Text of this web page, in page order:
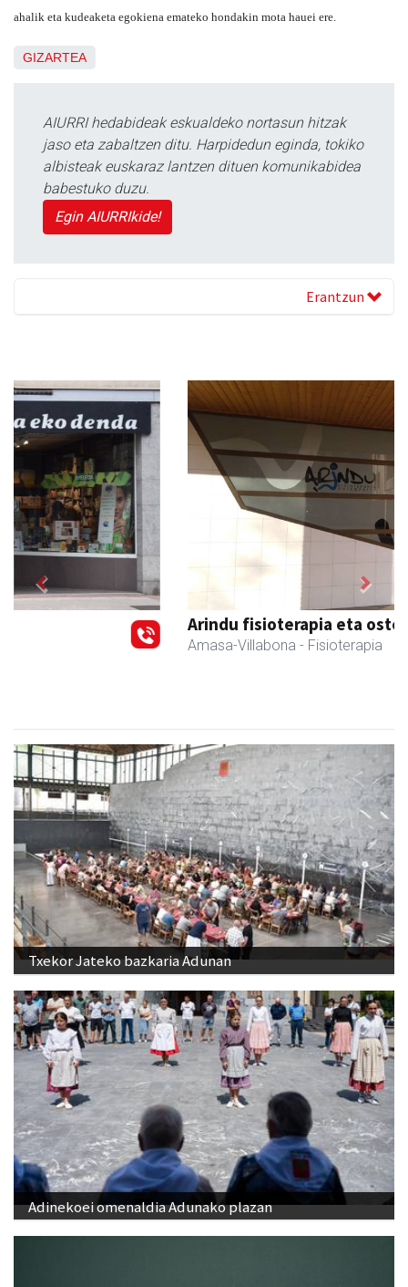
ahalik eta kudeaketa egokiena emateko hondakin mota hauei ere.
GIZARTEA
AIURRI hedabideak eskualdeko nortasun hitzak
jaso eta zabaltzen ditu. Harpidedun eginda, tokiko
albisteak euskaraz lantzen dituen komunikabidea
babestuko duzu.
Egin AIURRIkide!
Erantzun
Arindu fisioterapia eta osteopatia
- Fisioterapia
Previous Next
Txekor Jateko bazkaria Adunan
Adinekoei omenaldia Adunako plazan